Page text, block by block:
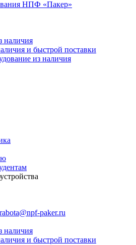
и быстрой поставки
rabota@npf-paker.ru
и быстрой поставки